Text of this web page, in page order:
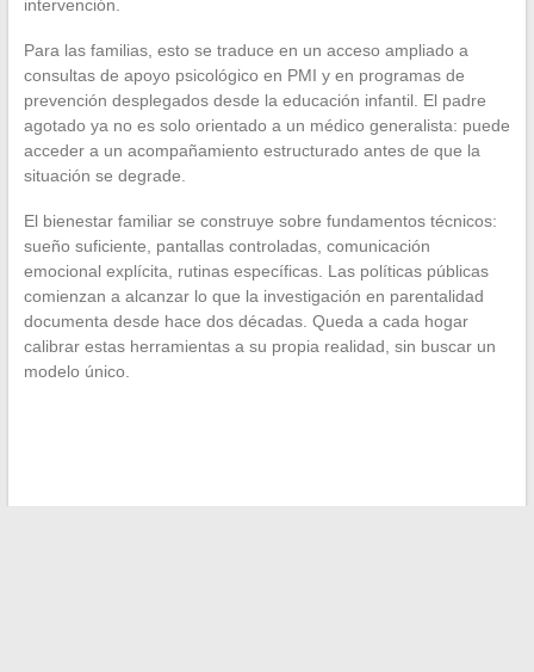
intervención.
Para las familias, esto se traduce en un acceso ampliado a
consultas de apoyo psicológico en PMI y en programas de
prevención desplegados desde la educación infantil. El padre
agotado ya no es solo orientado a un médico generalista: puede
acceder a un acompañamiento estructurado antes de que la
situación se degrade.
El bienestar familiar se construye sobre fundamentos técnicos:
sueño suficiente, pantallas controladas, comunicación
emocional explícita, rutinas específicas. Las políticas públicas
comienzan a alcanzar lo que la investigación en parentalidad
documenta desde hace dos décadas. Queda a cada hogar
calibrar estas herramientas a su propia realidad, sin buscar un
modelo único.